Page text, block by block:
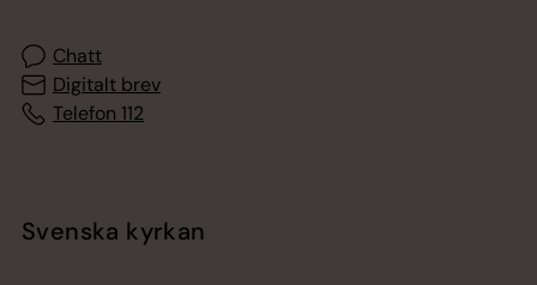
Chatt
Digitalt brev
Telefon 112
Svenska kyrkan